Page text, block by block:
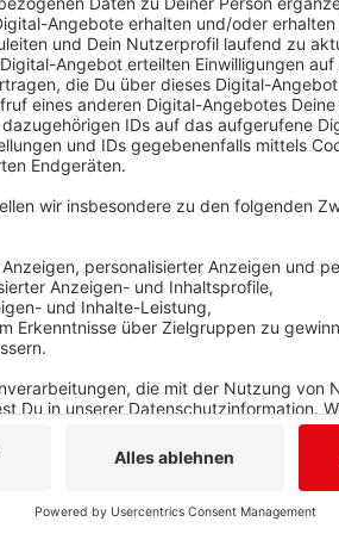
Die erste Live-Stream-Staffel aus dem
Veranstaltungen wurden insgesamt
ausverkauften Vorstellungen, so die
Veranstaltungsreihe „der virtuelle Hut“ in
Anzeige